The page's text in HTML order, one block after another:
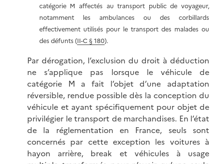
catégorie M affectés au transport public de voyageur,
notamment les ambulances ou des corbillards
effectivement utilisés pour le transport des malades ou
des défunts (II-C § 180).
Par dérogation, l’exclusion du droit à déduction
ne s’applique pas lorsque le véhicule de
catégorie M a fait l’objet d’une adaptation
réversible, rendue possible dès la conception du
véhicule et ayant spécifiquement pour objet de
privilégier le transport de marchandises. En l’état
de la réglementation en France, seuls sont
concernés par cette exception les voitures à
hayon arrière, break et véhicules à usage